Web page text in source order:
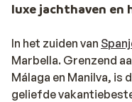
luxe jachthaven en
In het zuiden van
Marbella. Grenzend
Málaga en Manilva, is
geliefde